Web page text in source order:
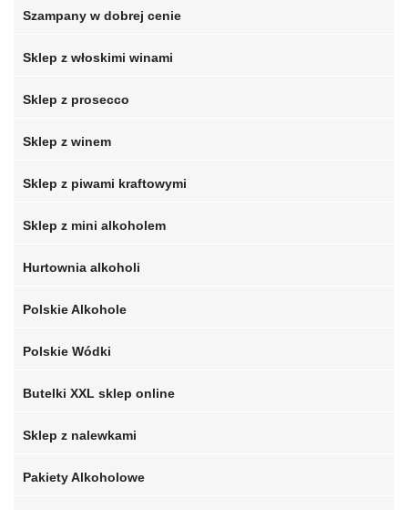
Szampany w dobrej cenie
Sklep z włoskimi winami
Sklep z prosecco
Sklep z winem
Sklep z piwami kraftowymi
Sklep z mini alkoholem
Hurtownia alkoholi
Polskie Alkohole
Polskie Wódki
Butelki XXL sklep online
Sklep z nalewkami
Pakiety Alkoholowe